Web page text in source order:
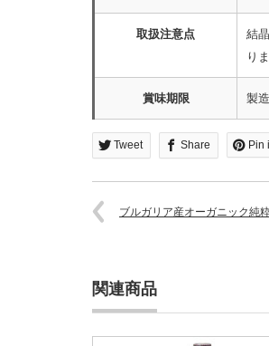
取扱注意点
結
り
賞味期限 製
Tweet Share Pin
ブルガリア産オーガニック純
関連商品